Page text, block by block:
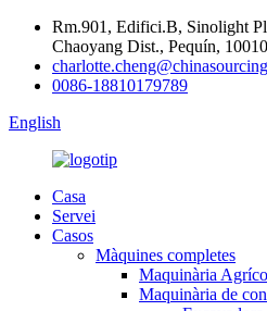
Rm.901, Edifici.B, Sinolight
Chaoyang Dist., Pequín,
0086-18810179789
English
Casa
Servei
Casos
Màquines completes
Maquinària
Maquinària de